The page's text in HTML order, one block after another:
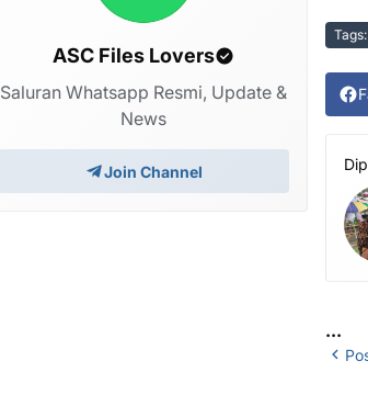
Tags:
...
ASC Files Lovers
Saluran Whatsapp Resmi, Update &
News
Join Channel